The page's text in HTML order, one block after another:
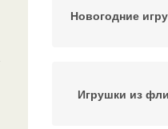
Новогодние
Игрушки из